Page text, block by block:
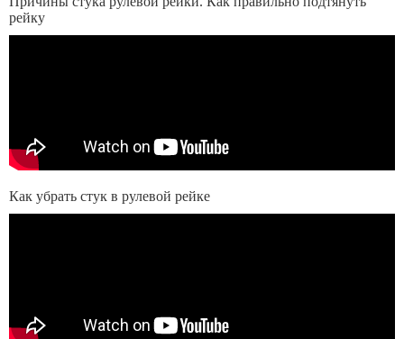
рейку
Как убрать стук в рулевой рейке